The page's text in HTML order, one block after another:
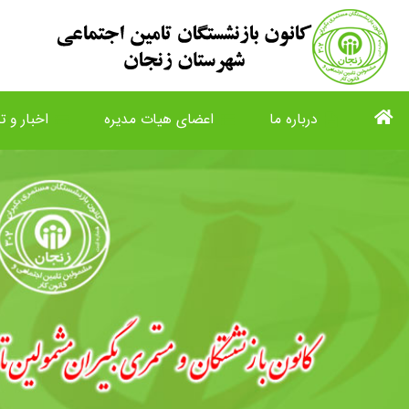
درباره ما اعضای هیات مدیره اخبار و